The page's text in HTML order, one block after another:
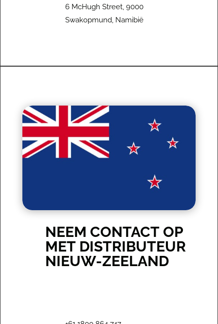
6 McHugh Street, 9000
Swakopmund, Namibië
NEEM CONTACT OP
MET DISTRIBUTEUR
NIEUW-ZEELAND